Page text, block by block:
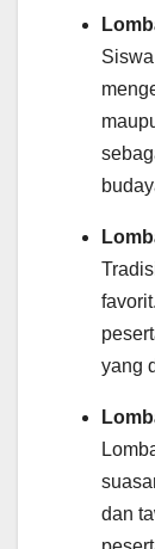
yang
dan